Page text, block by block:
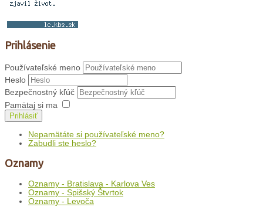
Prihlásenie
Používateľské meno
Heslo
Bezpečnostný kľúč
Pamätaj si ma
Prihlásiť
Nepamätáte si používateľské meno?
Zabudli ste heslo?
Oznamy
Oznamy - Bratislava - Karlova Ves
Oznamy - Spišský Štvrtok
Oznamy - Levoča